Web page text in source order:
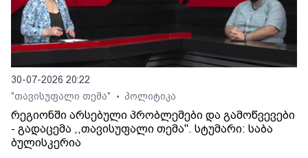
30-07-2026 20:22
"თავისუფალი თემა"
• პოლიტიკა
რეგიონში არსებული პრობლემები და გამოწვევები
- გადაცემა ,,თავისუფალი თემა". სტუმარი: საბა
ბულისკერია